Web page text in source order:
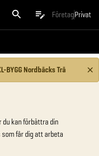
FöretagPrivat
Nordbäcks Trä
du kan förbättra din
får dig att arbeta